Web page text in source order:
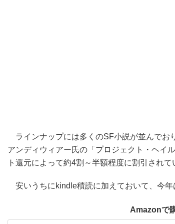
ラインナップには多くのSF小説が並んでお
アンディウィアー氏の「プロジェクト・ヘイ
ト還元によって約4割～半額程度に割引されて
安いうちにkindle積読に加えておいて、今年
Amazonで